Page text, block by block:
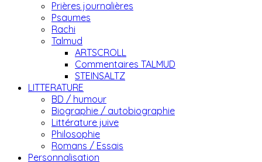
Prières journalières
Psaumes
Rachi
Talmud
ARTSCROLL
Commentaires TALMUD
STEINSALTZ
LITTERATURE
BD / humour
Biographie / autobiographie
Littérature juive
Philosophie
Romans / Essais
Personnalisation